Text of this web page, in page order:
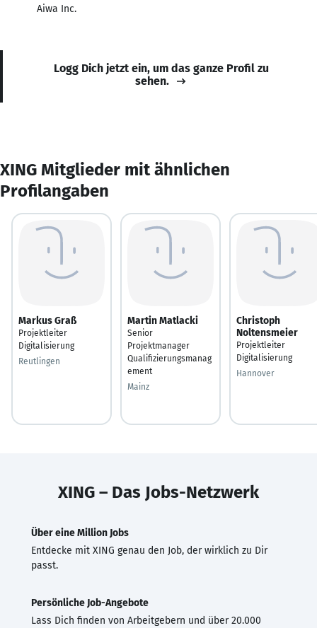
Aiwa Inc.
Logg Dich jetzt ein, um das ganze Profil zu
sehen.
XING Mitglieder mit ähnlichen
Profilangaben
Markus Graß
Projektleiter
Digitalisierung
Reutlingen
Martin Matlacki
Senior
Projektmanager
Qualifizierungsmanag
ement
Mainz
Christoph
Noltensmeier
Projektleiter
Digitalisierung
Hannover
XING – Das Jobs-Netzwerk
Über eine Million Jobs
Entdecke mit XING genau den Job, der wirklich zu Dir
passt.
Persönliche Job-Angebote
Lass Dich finden von Arbeitgebern und über 20.000